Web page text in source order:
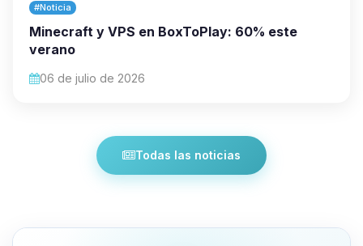
#Noticia
Minecraft y VPS en BoxToPlay: 60% este
verano
06 de julio de 2026
Todas las noticias